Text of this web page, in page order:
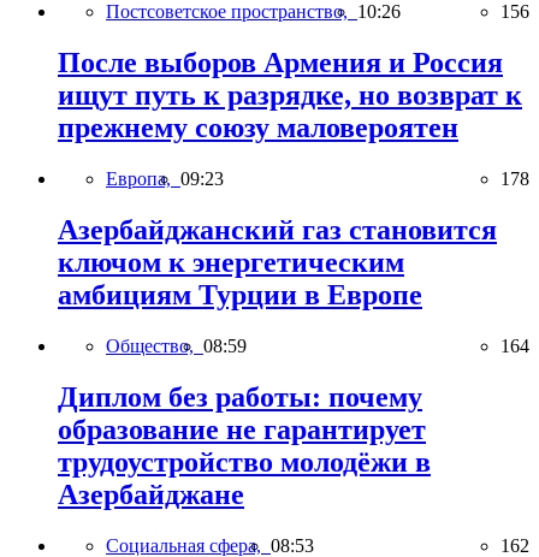
Постсоветское пространство, 10:26 156
После выборов Армения и Россия
ищут путь к разрядке, но возврат к
прежнему союзу маловероятен
Европа, 09:23 178
Азербайджанский газ становится
ключом к энергетическим
амбициям Турции в Европе
Общество, 08:59 164
Диплом без работы: почему
образование не гарантирует
трудоустройство молодёжи в
Азербайджане
Социальная сфера, 08:53 162